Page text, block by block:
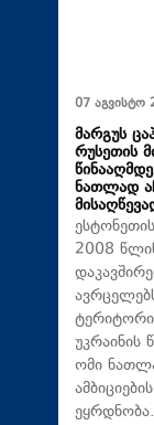
07 აგვისტო
მარგუს
რუსეთის
ნათლად
2008
უკრაინის
ომი
ეყრდნობა.